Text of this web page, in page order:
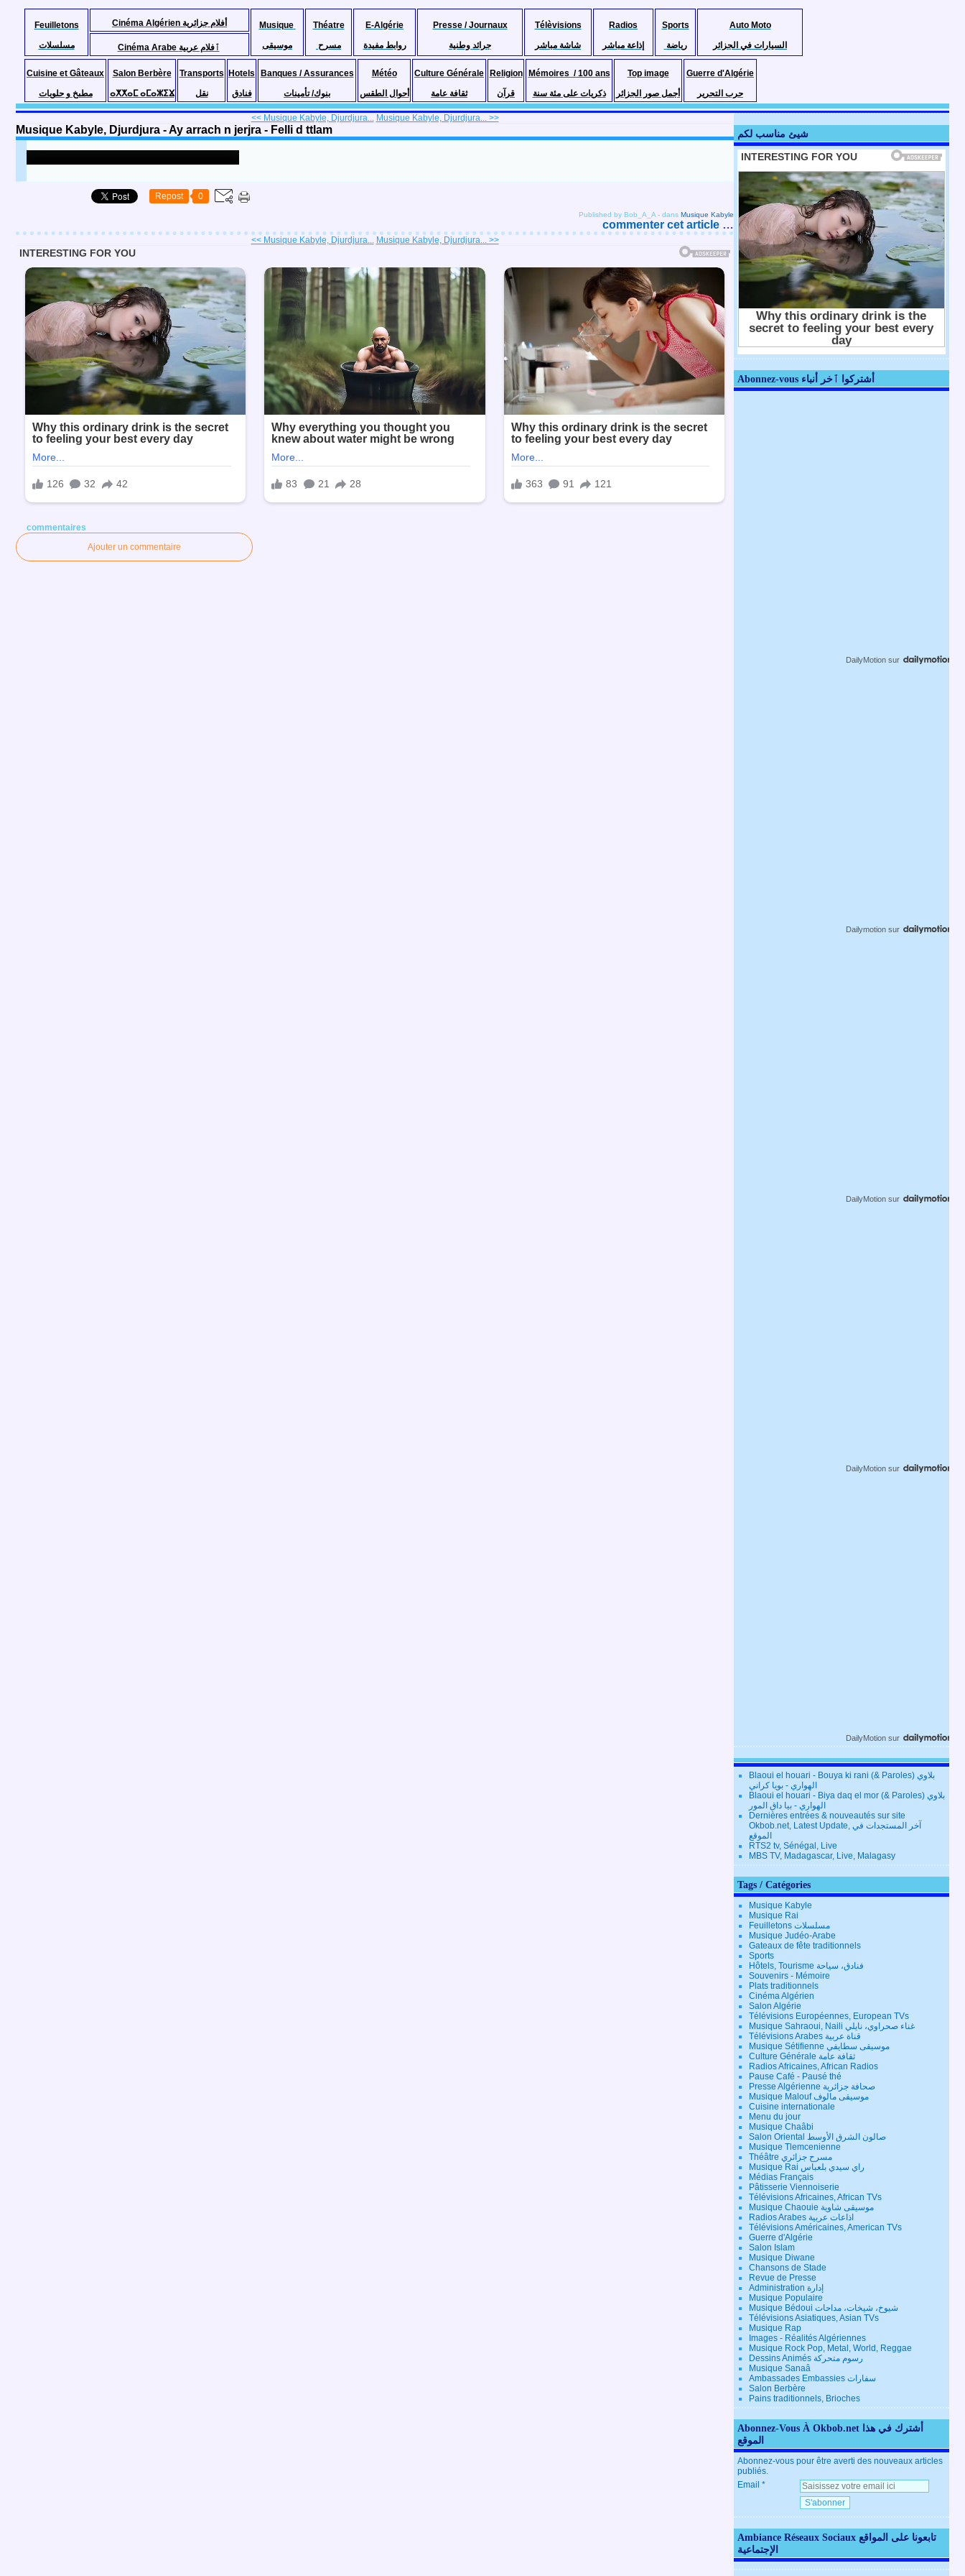
Feuilletons
مسلسلات
Cinéma Algérien أفلام جزائرية
Musique
موسيقى
Théatre
مسرح
E-Algérie
روابط مفيدة
Presse / Journaux
جرائد وطنية
Télèvisions
شاشة مباشر
Radios
إذاعة مباشر
Sports
رياضة
Auto Moto
السيارات في الجزائر
Cinéma Arabe ٱفلام عربية
Cuisine et Gâteaux
مطبخ و حلويات
Salon Berbère
ⴰⵅⵅⴰⵎ ⴰⵎⴰⵣⵉⴴ
Transports
نقل
Hotels
فنادق
Banques / Assurances
بنوك/ تأمينات
Météo
أحوال الطقس
Culture Générale
ثقافة عامة
Religion
قرآن
Mémoires / 100 ans
ذكريات على مئة سنة
Top image
أجمل صور الجزائر
Guerre d'Algérie
حرب التحرير
<< Musique Kabyle, Djurdjura... Musique Kabyle, Djurdjura... >>
Musique Kabyle, Djurdjura - Ay arrach n jerjra - Felli d ttlam
Repost 0
Published by Bob_A_A - dans Musique Kabyle
commenter cet article …
<< Musique Kabyle, Djurdjura... Musique Kabyle, Djurdjura... >>
commentaires
Ajouter un commentaire
شيئ مناسب لكم
Abonnez-vous أشتركوا ٱخر أنباء
DailyMotion sur
Dailymotion sur
DailyMotion sur
DailyMotion sur
DailyMotion sur
Blaoui el houari - Bouya ki rani (& Paroles) بلاوي
الهواري - بويا كراني
Blaoui el houari - Biya daq el mor (& Paroles) بلاوي
الهواري - بيا داق المور
Dernières entrées & nouveautés sur site
Okbob.net, Latest Update, آخر المستجدات في
الموقع
RTS2 tv, Sénégal, Live
MBS TV, Madagascar, Live, Malagasy
Tags / Catégories
Musique Kabyle
Musique Rai
Feuilletons مسلسلات
Musique Judéo-Arabe
Gateaux de fête traditionnels
Sports
Hôtels, Tourisme فنادق، سياحة
Souvenirs - Mémoire
Plats traditionnels
Cinéma Algérien
Salon Algérie
Télévisions Européennes, European TVs
Musique Sahraoui, Naili غناء صحراوي، نايلي
Télévisions Arabes قناة عربية
Musique Sétifienne موسيقى سطايفي
Culture Générale ثقافة عامة
Radios Africaines, African Radios
Pause Café - Pausé thé
Presse Algérienne صحافة جزائرية
Musique Malouf موسيقى مالوف
Cuisine internationale
Menu du jour
Musique Chaâbi
Salon Oriental صالون الشرق الأوسط
Musique Tlemcenienne
Théâtre مسرح جزائري
Musique Rai راي سيدي بلعباس
Médias Français
Pâtisserie Viennoiserie
Télévisions Africaines, African TVs
Musique Chaouie موسيقى شاوية
Radios Arabes اذاعات عربية
Télévisions Américaines, American TVs
Guerre d'Algérie
Salon Islam
Musique Diwane
Chansons de Stade
Revue de Presse
Administration إدارة
Musique Populaire
Musique Bédoui شيوخ، شيخات، مداحات
Télévisions Asiatiques, Asian TVs
Musique Rap
Images - Réalités Algériennes
Musique Rock Pop, Metal, World, Reggae
Dessins Animés رسوم متحركة
Musique Sanaâ
Ambassades Embassies سفارات
Salon Berbère
Pains traditionnels, Brioches
Abonnez-Vous À Okbob.net أشترك في هذا
الموقع
Abonnez-vous pour être averti des nouveaux articles
publiés.
Email
Ambiance Réseaux Sociaux تابعونا على المواقع
الإجتماعية